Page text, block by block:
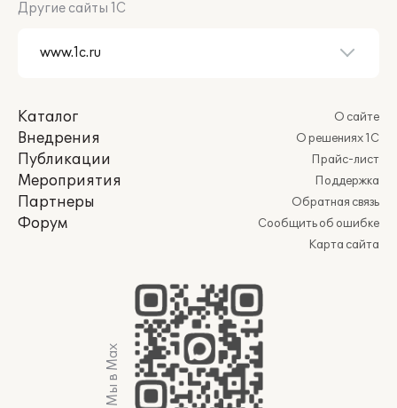
Другие сайты 1С
Каталог
Внедрения
Публикации
Мероприятия
Партнеры
Форум
О сайте
О решениях 1С
Прайс-лист
Поддержка
Обратная связь
Сообщить об ошибке
Карта сайта
Мы в Max